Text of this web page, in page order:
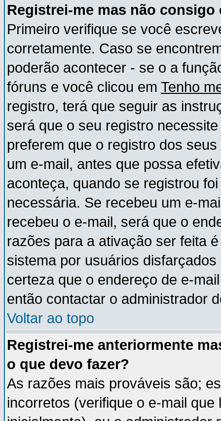
Registrei-me mas não
Primeiro verifique se você
corretamente. Caso se
poderão acontecer - se o a
fóruns e você clicou em Tenho
registro, terá que seguir as
será que o seu registro
preferem que o registro dos
um e-mail, antes que possa
aconteça, quando se registrou
necessária. Se recebeu um e-
recebeu o e-mail, será que o
razões para a ativação ser feita
sistema por usuários
certeza que o endereço de e-
então contactar o administrador
Voltar ao topo
Registrei-me anteriormente
o que devo fazer?
As razões mais prováveis são;
incorretos (verifique o e-mail